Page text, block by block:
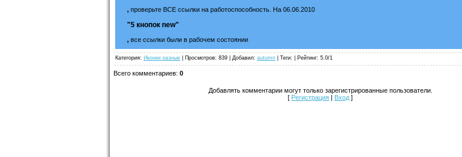
, проверьте ВСЕ ссылки на работоспособность. На 06.06.2010
"5 кнопок new"
, все ссылки были в рабочем состоянии
Категория: Иконки разные Просмотров: 839 | Добавил: autumn | Теги: | Рейтинг: 5.0/1
Всего комментариев: 0
Добавлять комментарии могут только зарегистрированные пользователи.
[ Регистрация | Вход ]